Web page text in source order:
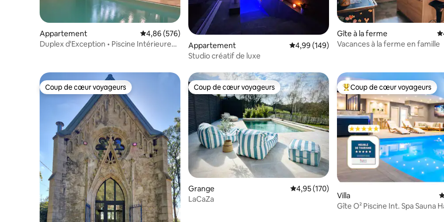
Appartement Évaluation moyenne sur la base de 576 commentaires : 4,86 sur 5
4,86 (576)
Duplex d'Exception • Piscine Intérieure
Appartement Évaluation moyenne sur la base de 149
4,99 (149)
Studio créatif de luxe
Gîte à la ferme
Vacances à la ferme en famille
Coup de cœur voyageurs
Coup de cœur voyageurs Coup de cœur voyageurs
Coup de cœur voyageurs
Grange Évaluation moyenne sur la base de 170
4,95 (170)
LaCaZa
Coups de cœur voyageurs les
Coup de cœur voyageurs
Villa
Gîte O² Piscine Int. Spa Sauna